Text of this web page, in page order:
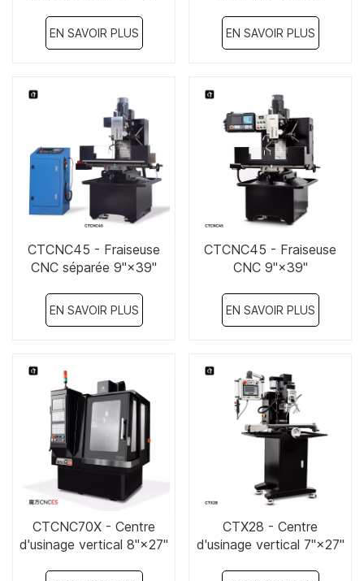
EN SAVOIR PLUS EN SAVOIR PLUS
CTCNC45 - Fraiseuse
CNC séparée 9"×39"
EN SAVOIR PLUS
CTCNC45 - Fraiseuse
CNC 9"×39"
EN SAVOIR PLUS
CTCNC70X - Centre
d'usinage vertical 8"×27"
CTX28 - Centre
d'usinage vertical 7"×27"